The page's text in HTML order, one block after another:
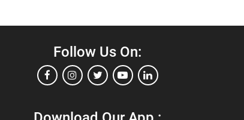
Follow Us On: